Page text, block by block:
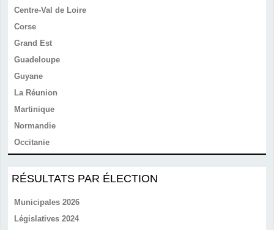
Centre-Val de Loire
Corse
Grand Est
Guadeloupe
Guyane
La Réunion
Martinique
Normandie
Occitanie
RÉSULTATS PAR ÉLECTION
Municipales 2026
Législatives 2024